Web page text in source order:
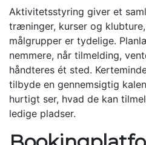
Aktivitetsstyring giver et
træninger, kurser og
målgrupper er tydelige.
nemmere, når tilmelding,
håndteres ét sted.
tilbyde en gennemsigtig
hurtigt ser, hvad de kan
ledige pladser.